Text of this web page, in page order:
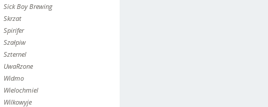
Sick Boy Brewing
Skrzat
Spirifer
Szałpiw
Szternel
UwaRzone
Widmo
Wielochmiel
Wilkowyje